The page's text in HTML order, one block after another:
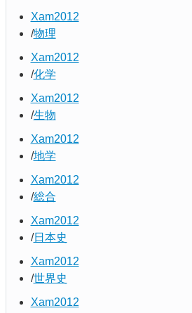
Xam2012
物理
Xam2012
化学
Xam2012
生物
Xam2012
地学
Xam2012
総合
Xam2012
日本史
Xam2012
世界史
Xam2012